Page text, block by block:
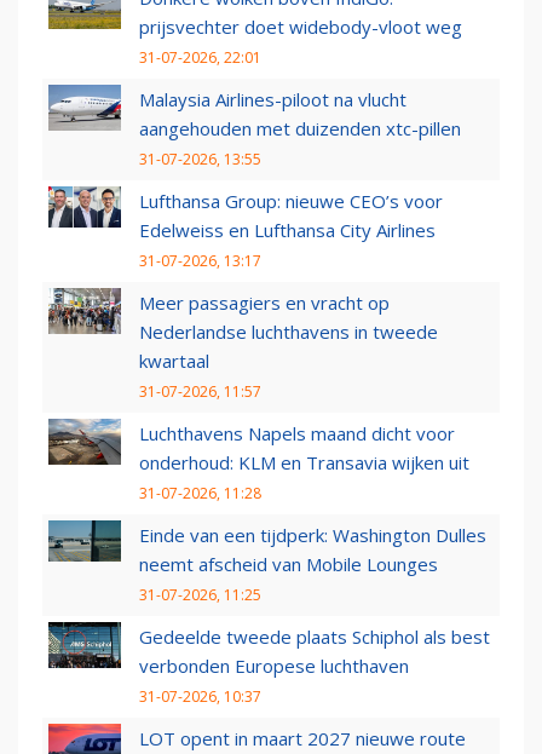
prijsvechter doet widebody-vloot weg
31-07-2026, 22:01
Malaysia Airlines-piloot na vlucht
aangehouden met duizenden xtc-pillen
31-07-2026, 13:55
Lufthansa Group: nieuwe CEO’s voor
Edelweiss en Lufthansa City Airlines
31-07-2026, 13:17
Meer passagiers en vracht op
Nederlandse luchthavens in tweede
kwartaal
31-07-2026, 11:57
Luchthavens Napels maand dicht voor
onderhoud: KLM en Transavia wijken uit
31-07-2026, 11:28
Einde van een tijdperk: Washington Dulles
neemt afscheid van Mobile Lounges
31-07-2026, 11:25
Gedeelde tweede plaats Schiphol als best
verbonden Europese luchthaven
31-07-2026, 10:37
LOT opent in maart 2027 nieuwe route